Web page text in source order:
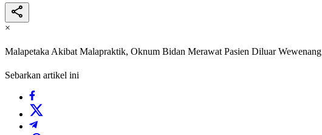
×
Malapetaka Akibat Malapraktik, Oknum Bidan Merawat Pasien Diluar Wewenang
Sebarkan artikel ini